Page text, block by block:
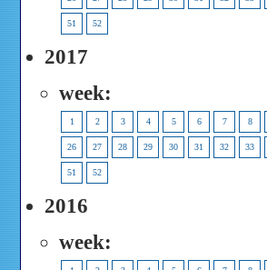
51 52
2017
week:
1 2 3 4 5 6 7 8
26 27 28 29 30 31 32 33
51 52
2016
week: